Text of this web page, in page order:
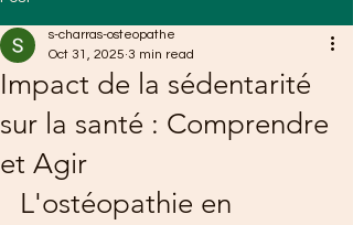
Impact de la sédentarité
sur la santé : Comprendre
et Agir
s-charras-osteopathe
Oct 31, 2025 3 min read
L'ostéopathie en